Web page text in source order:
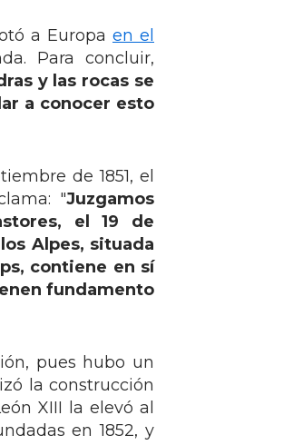
a Europa en el
Para concluir,
y las rocas se
a conocer esto
de 1851, el
"Juzgamos
el 19 de
Alpes, situada
contiene en sí
fundamento
pues hubo un
la construcción
XIII la elevó al
en 1852, y